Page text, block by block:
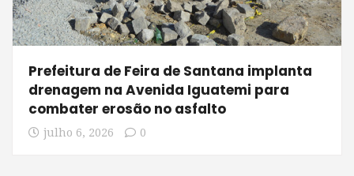
Prefeitura de Feira de Santana implanta
drenagem na Avenida Iguatemi para
combater erosão no asfalto
julho 6, 2026 0